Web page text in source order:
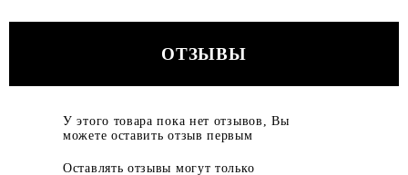
ОТЗЫВЫ
У этого товара пока нет отзывов, Вы
можете оставить отзыв первым
Оставлять отзывы могут только